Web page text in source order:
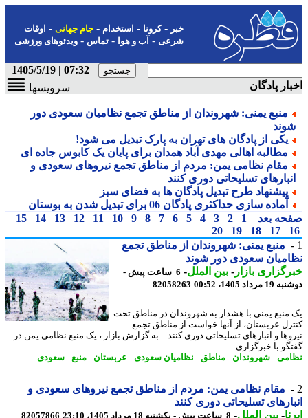
-کرونا-استخدام- جام جهانی-اوقات
شرعی-آب و هوا-تماس-ویدئوهای ورزشی
07:32 | 1405/5/19
پادگان
سرویسها
منبع یمنی: شهروندان از مناطق تجمع نظامیان سعودی دور
یکی از پادگان های تهران به پارک تبدیل می شود!
مطالبه اهالی مهدی آباد همدان برای پایان یک کابوس جاده ای
مقام نظامی یمن: مردم از مناطق تجمع نیروهای سعودی و
تسلیحاتی دوری کنند
پیشنهاد طرح تبدیل پادگان ها به فضای سبز
آماده سازی حداکثری پادگان 06 برای تبدیل شدن به بوستان
بعد
1
2
3
4
5
6
7
8
9
10
11
12
13
14
15
17
18
19
20
منبع یمنی: شهروندان از مناطق تجمع
سعودی دور شوند
بازار- بین الملل- 6 ساعت پیش -
1405، 00:52
82058263
یمنی با هشدار به شهروندان در مناطق تحت
عربستان، از آنها خواست از مناطق تجمع
و انبارهای تسلیحاتی دوری کنند. - به گزارش بازار ، یک منبع نظامی یمن در
با خبرگزاری ...
-شهروندان- مناطق-نظامیان سعودی-عربستان-منبع -سعودی
مقام نظامی یمن: مردم از مناطق تجمع نیروهای سعودی و
تسلیحاتی دوری کنند
-بین الملل-